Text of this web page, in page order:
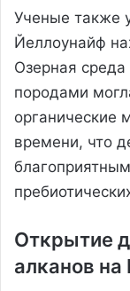
Ученые также
Йеллоунайф
Озерная
породами
органические
времени, что
Открытие
алканов